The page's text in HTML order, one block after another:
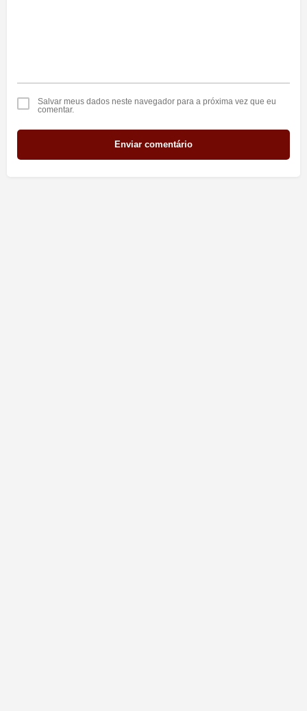
Salvar meus dados neste navegador para a próxima vez que eu
comentar.
Enviar comentário